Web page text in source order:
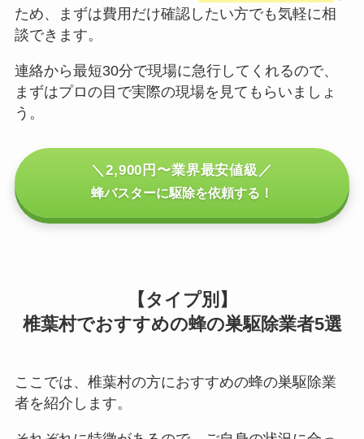
ため、まずは費用だけ確認したい方でも気軽に相
談できます。
連絡から最短30分で現場に急行してくれるので、
まずはプロの目で実際の現場を見てもらいましょ
う。
＼2,900円〜業界最安値級／
蜂バスターに駆除を依頼する！
【タイプ別】
椎葉村でおすすめの蜂の巣駆除業者5選
ここでは、椎葉村の方におすすめの蜂の巣駆除業
者を紹介します。